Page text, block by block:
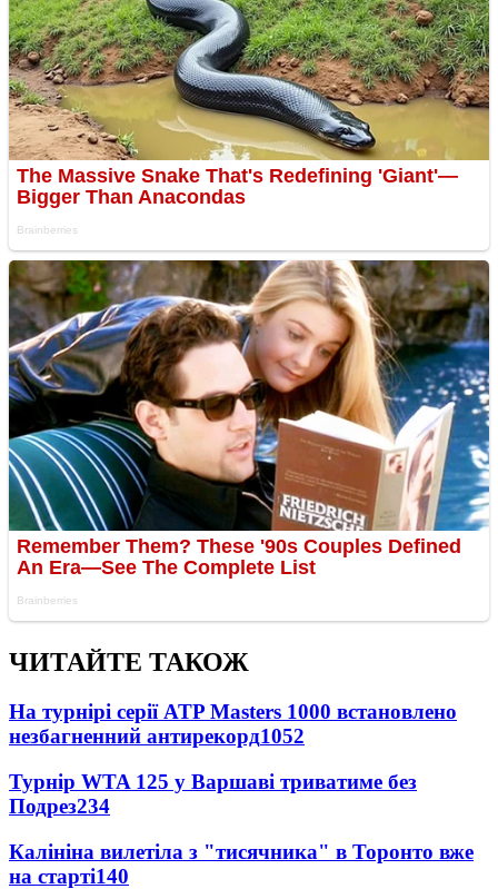
ЧИТАЙТЕ ТАКОЖ
На турнірі серії ATP Masters 1000 встановлено
незбагненний антирекорд1052
Турнір WTA 125 у Варшаві триватиме без
Подрез234
Калініна вилетіла з "тисячника" в Торонто вже
на старті140